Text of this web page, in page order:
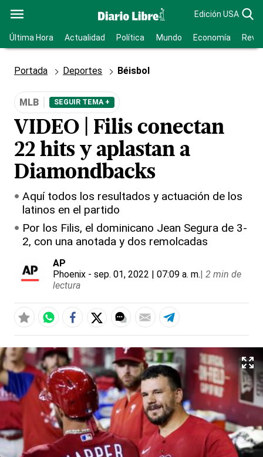
Edición USA
Última Hora Actualidad Política Mundo Economía
Portada Deportes Béisbol
MLB SEGUIR TEMA +
VIDEO | Filis conectan
22 hits y aplastan a
Diamondbacks
Aquí todos los resultados y actuación de los
latinos en el partido
Por los Filis, el dominicano Jean Segura de 3-
2, con una anotada y dos remolcadas
AP
Phoenix - sep. 01, 2022 | 07:09 a. m.| 2 min de
lectura